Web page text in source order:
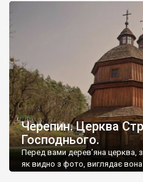
села йде грунтова дорога, а
острівця на болоті. І от на цьому
Черепин. Церква
Господнього.
Перед вами дерев’яна церква,
як видно з фото, виглядає